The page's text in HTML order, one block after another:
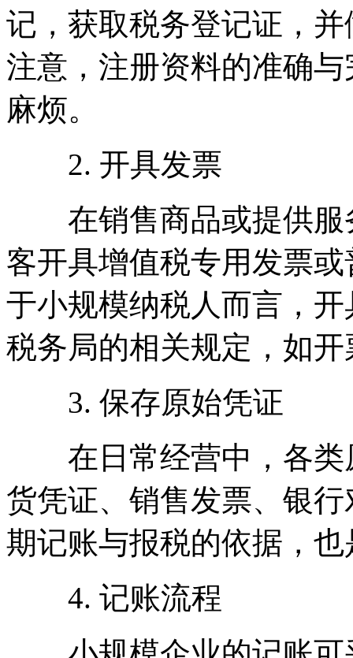
记，获取税务登记证，
注意，注册资料的准确
麻烦。
2. 开具发票
在销售商品或提供服
客开具增值税专用发票
于小规模纳税人而言，
税务局的相关规定，如
3. 保存原始凭证
在日常经营中，各类
货凭证、销售发票、银
期记账与报税的依据，
4. 记账流程